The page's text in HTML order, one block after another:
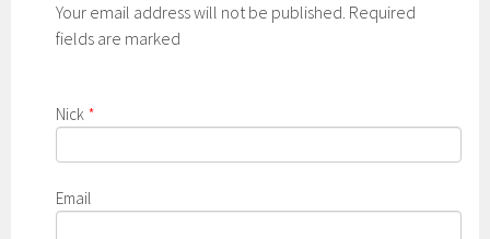
Your email address will not be published. Required
fields are marked
Nick *
Email